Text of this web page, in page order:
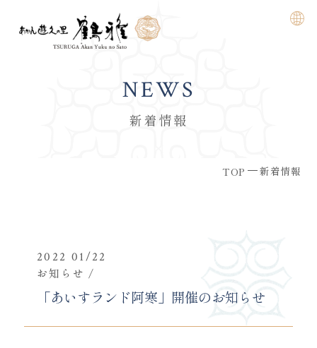
NEWS
新着情報
TOP 新着情報
2022 01/22
お知らせ
「あいすランド阿寒」開催のお知らせ